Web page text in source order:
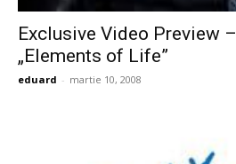
Exclusive Video Preview
„Elements of Life”
eduard - martie 10, 2008